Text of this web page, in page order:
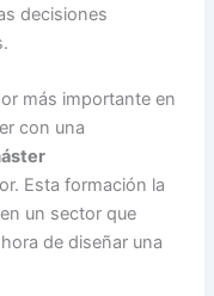
decisiones
más importante en
con una
Esta formación la
un sector que
de diseñar una